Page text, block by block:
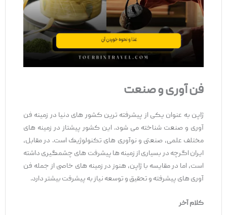
فن ‌آوری و صنعت
ژاپن به عنوان یکی از پیشرفته‌ ترین کشور های دنیا در زمینه فن
‌آوری و صنعت شناخته می ‌شود. این کشور پیشتاز در زمینه های
مختلف علمی، صنعتی و نوآوری‌ های تکنولوژیک است. در مقابل،
ایران اگرچه در بسیاری از زمینه‌ ها پیشرفت‌ های چشمگیری داشته
است، اما در مقایسه با ژاپن، هنوز در زمینه‌ های خاصی از جمله فن
‌آوری‌ های پیشرفته و تحقیق و توسعه نیاز به پیشرفت بیشتر دارد.
کلام آخر